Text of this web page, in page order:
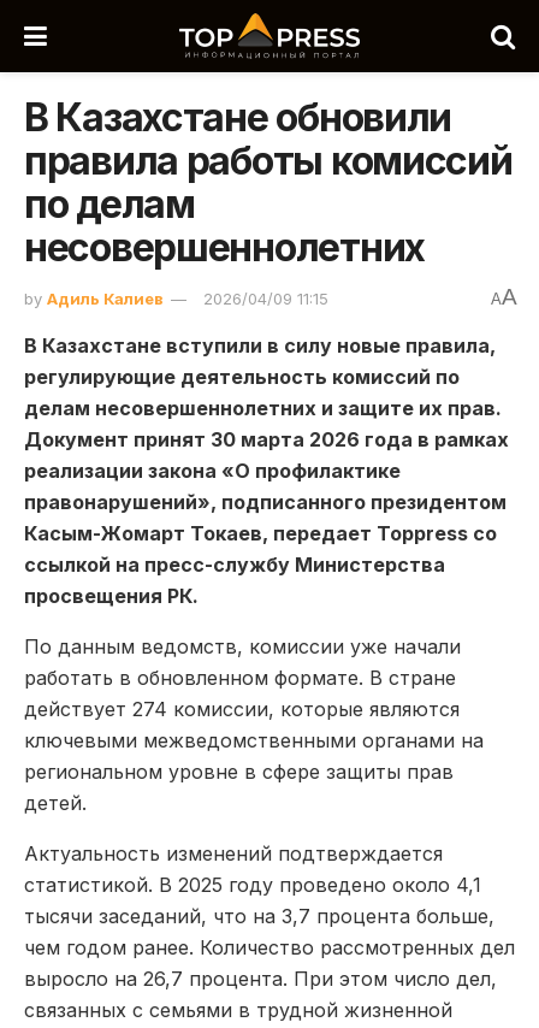
В Казахстане обновили
правила работы комиссий
по делам
несовершеннолетних
by Адиль Калиев 2026/04/09 11:15 AA
В Казахстане вступили в силу новые правила,
регулирующие деятельность комиссий по
делам несовершеннолетних и защите их прав.
Документ принят 30 марта 2026 года в рамках
реализации закона «О профилактике
правонарушений», подписанного президентом
Касым-Жомарт Токаев, передает Toppress со
ссылкой на пресс-службу Министерства
просвещения РК.
По данным ведомств, комиссии уже начали
работать в обновленном формате. В стране
действует 274 комиссии, которые являются
ключевыми межведомственными органами на
региональном уровне в сфере защиты прав
детей.
Актуальность изменений подтверждается
статистикой. В 2025 году проведено около 4,1
тысячи заседаний, что на 3,7 процента больше,
чем годом ранее. Количество рассмотренных дел
выросло на 26,7 процента. При этом число дел,
связанных с семьями в трудной жизненной